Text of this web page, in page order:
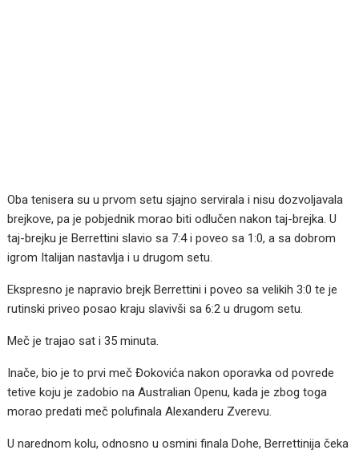
Oba tenisera su u prvom setu sjajno servirala i nisu dozvoljavala
brejkove, pa je pobjednik morao biti odlučen nakon taj-brejka. U
taj-brejku je Berrettini slavio sa 7:4 i poveo sa 1:0, a sa dobrom
igrom Italijan nastavlja i u drugom setu.
Ekspresno je napravio brejk Berrettini i poveo sa velikih 3:0 te je
rutinski priveo posao kraju slavivši sa 6:2 u drugom setu.
Meč je trajao sat i 35 minuta.
Inače, bio je to prvi meč Đokovića nakon oporavka od povrede
tetive koju je zadobio na Australian Openu, kada je zbog toga
morao predati meč polufinala Alexanderu Zverevu.
U narednom kolu, odnosno u osmini finala Dohe, Berrettinija čeka